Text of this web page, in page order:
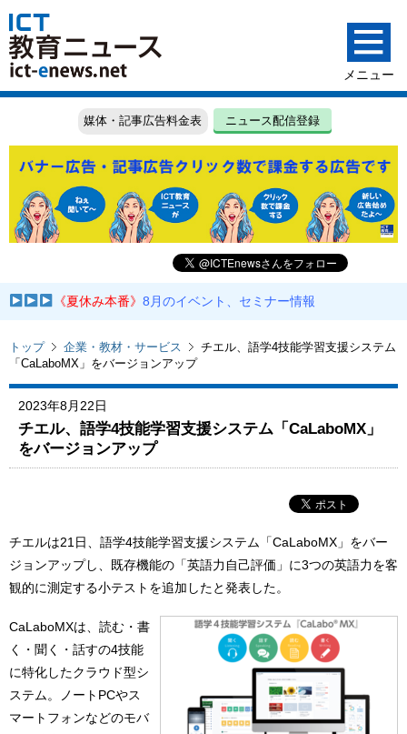
媒体・記事広告料金表 ニュース配信登録
《夏休み本番》8月のイベント、セミナー情報
トップ 企業・教材・サービス
チエル、語学4技能学習支援システム
「CaLaboMX」をバージョンアップ
2023年8月22日
チエル、語学4技能学習支援システム「CaLaboMX」
をバージョンアップ
チエルは21日、語学4技能学習支援システム「CaLaboMX」をバー
ジョンアップし、既存機能の「英語力自己評価」に3つの英語力を客
観的に測定する小テストを追加したと発表した。
CaLaboMXは、読む・書
く・聞く・話すの4技能
に特化したクラウド型シ
ステム。ノートPCやス
マートフォンなどのモバ